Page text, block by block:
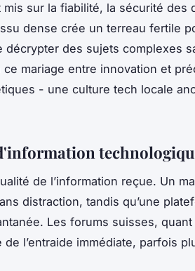
mis sur la fiabilité, la sécurité des
dense crée un terreau fertile
décrypter des sujets complexes
mariage entre innovation et
- une culture tech locale
de l’information reçue. Un
distraction, tandis qu’une
Les forums suisses, quant
l’entraide immédiate, parfois